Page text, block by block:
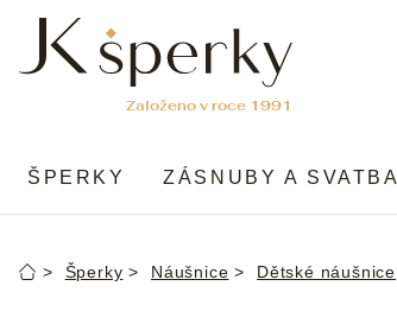
obsah
ŠPERKY ZÁSNUBY A SVATBA
DomůŠperky Náušnice Dětské náušnice